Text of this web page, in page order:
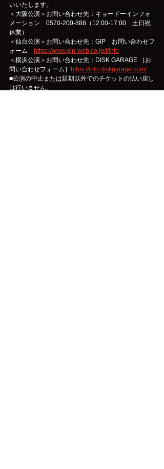
いいたします。
＜大阪公演＞お問い合わせ先：キョードーインフォ
メーション　0570-200-888（12:00-17:00　土日祝
休業）
＜仙台公演＞お問い合わせ先：GIP　お問い合わせフ
ォーム https://www.gip-web.co.jp/t/info
＜横浜公演＞お問い合わせ先：DISK GARAGE ［お
問い合わせフォーム］ https://info.diskgarage.com/
■公演の中止または延期以外でのチケットの払い戻し
は行いません。